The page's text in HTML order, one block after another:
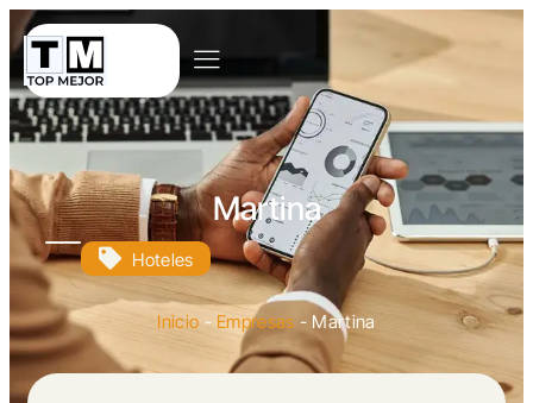
Martina
Hoteles
Inicio - Empresas - Martina